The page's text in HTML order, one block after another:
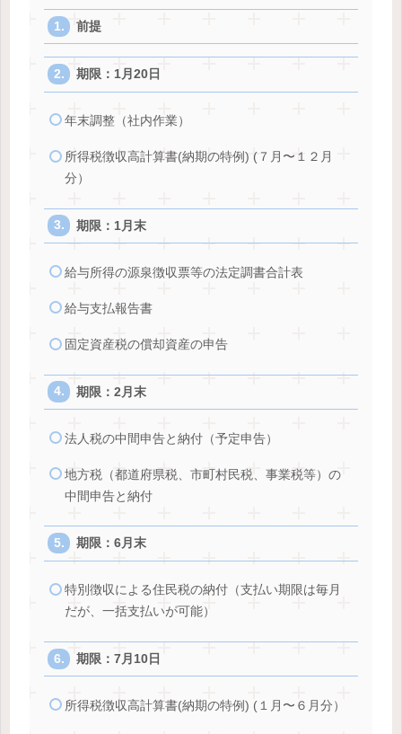
前提
期限：1月20日
年末調整（社内作業）
所得税徴収高計算書(納期の特例) (７月〜１２月
分）
期限：1月末
給与所得の源泉徴収票等の法定調書合計表
給与支払報告書
固定資産税の償却資産の申告
期限：2月末
法人税の中間申告と納付（予定申告）
地方税（都道府県税、市町村民税、事業税等）の
中間申告と納付
期限：6月末
特別徴収による住民税の納付（支払い期限は毎月
だが、一括支払いが可能）
期限：7月10日
所得税徴収高計算書(納期の特例) (１月〜６月分）